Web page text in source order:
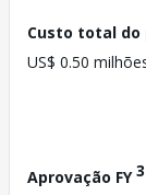
Custo total do
US$ 0.50
Aprovação FY3